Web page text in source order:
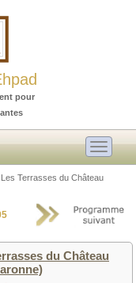
pour
Toggle
Terrasses du Château
du Château